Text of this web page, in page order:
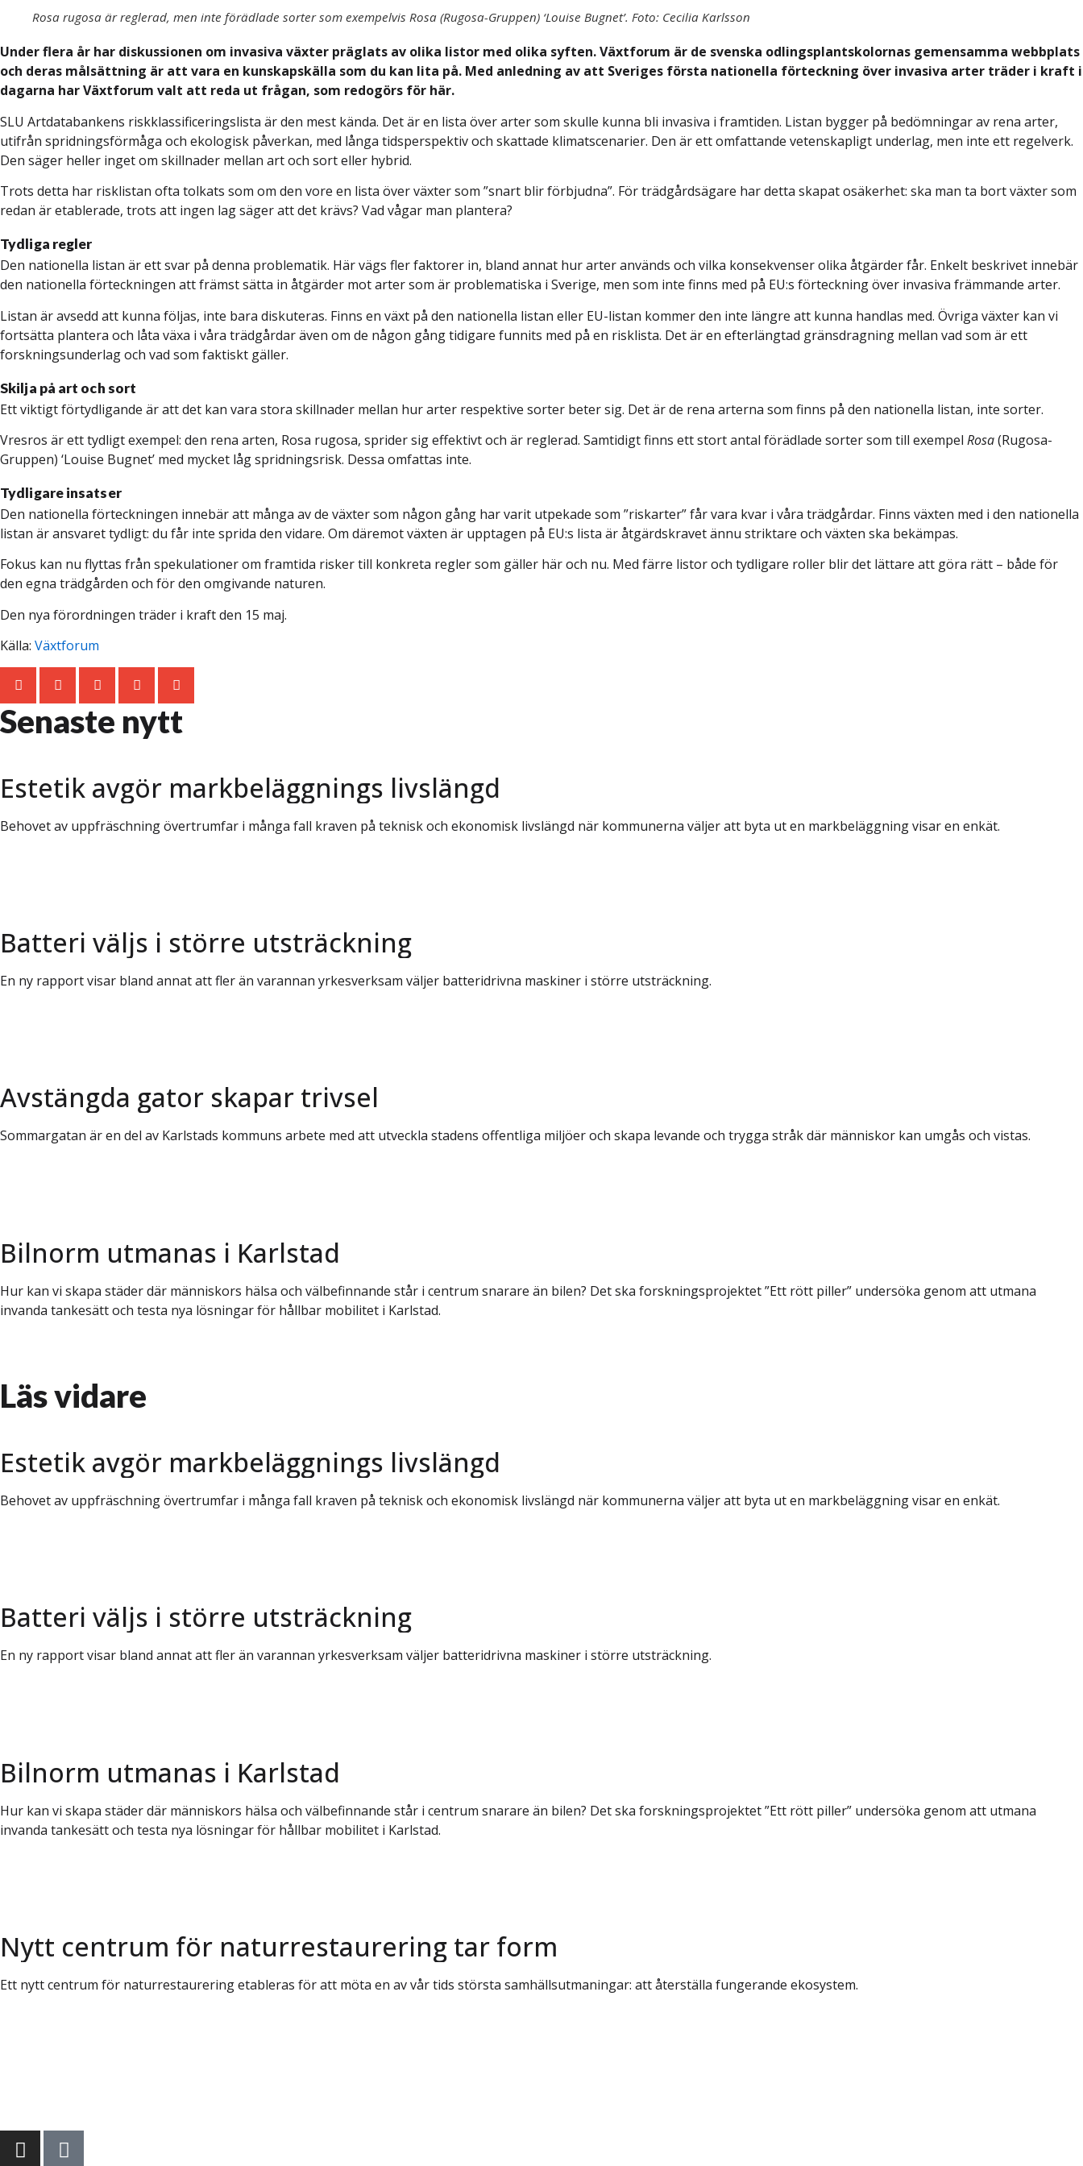
Rosa rugosa är reglerad, men inte förädlade sorter som exempelvis Rosa (Rugosa-Gruppen) ‘Louise Bugnet’. Foto: Cecilia Karlsson
Under flera år har diskussionen om invasiva växter präglats av olika listor med olika syften. Växtforum är de svenska odlingsplantskolornas gemensamma webbplats
och deras målsättning är att vara en kunskapskälla som du kan lita på. Med anledning av att Sveriges första nationella förteckning över invasiva arter träder i kraft i
dagarna har Växtforum valt att reda ut frågan, som redogörs för här.
SLU Artdatabankens riskklassificeringslista är den mest kända. Det är en lista över arter som skulle kunna bli invasiva i framtiden. Listan bygger på bedömningar av rena arter,
utifrån spridningsförmåga och ekologisk påverkan, med långa tidsperspektiv och skattade klimatscenarier. Den är ett omfattande vetenskapligt underlag, men inte ett regelverk.
Den säger heller inget om skillnader mellan art och sort eller hybrid.
Trots detta har risklistan ofta tolkats som om den vore en lista över växter som ”snart blir förbjudna”. För trädgårdsägare har detta skapat osäkerhet: ska man ta bort växter som
redan är etablerade, trots att ingen lag säger att det krävs? Vad vågar man plantera?
Tydliga regler
Den nationella listan är ett svar på denna problematik. Här vägs fler faktorer in, bland annat hur arter används och vilka konsekvenser olika åtgärder får. Enkelt beskrivet innebär
den nationella förteckningen att främst sätta in åtgärder mot arter som är problematiska i Sverige, men som inte finns med på EU:s förteckning över invasiva främmande arter.
Listan är avsedd att kunna följas, inte bara diskuteras. Finns en växt på den nationella listan eller EU-listan kommer den inte längre att kunna handlas med. Övriga växter kan vi
fortsätta plantera och låta växa i våra trädgårdar även om de någon gång tidigare funnits med på en risklista. Det är en efterlängtad gränsdragning mellan vad som är ett
forskningsunderlag och vad som faktiskt gäller.
Skilja på art och sort
Ett viktigt förtydligande är att det kan vara stora skillnader mellan hur arter respektive sorter beter sig. Det är de rena arterna som finns på den nationella listan, inte sorter.
Vresros är ett tydligt exempel: den rena arten, Rosa rugosa, sprider sig effektivt och är reglerad. Samtidigt finns ett stort antal förädlade sorter som till exempel Rosa(Rugosa-
Gruppen) ‘Louise Bugnet’ med mycket låg spridningsrisk. Dessa omfattas inte.
Tydligare insatser
Den nationella förteckningen innebär att många av de växter som någon gång har varit utpekade som ”riskarter” får vara kvar i våra trädgårdar. Finns växten med i den nationella
listan är ansvaret tydligt: du får inte sprida den vidare. Om däremot växten är upptagen på EU:s lista är åtgärdskravet ännu striktare och växten ska bekämpas.
Fokus kan nu flyttas från spekulationer om framtida risker till konkreta regler som gäller här och nu. Med färre listor och tydligare roller blir det lättare att göra rätt – både för
den egna trädgården och för den omgivande naturen.
Den nya förordningen träder i kraft den 15 maj.
Källa: Växtforum
Senaste nytt
Estetik avgör markbeläggnings livslängd
Behovet av uppfräschning övertrumfar i många fall kraven på teknisk och ekonomisk livslängd när kommunerna väljer att byta ut en markbeläggning visar en enkät.
Batteri väljs i större utsträckning
En ny rapport visar bland annat att fler än varannan yrkesverksam väljer batteridrivna maskiner i större utsträckning.
Avstängda gator skapar trivsel
Sommargatan är en del av Karlstads kommuns arbete med att utveckla stadens offentliga miljöer och skapa levande och trygga stråk där människor kan umgås och vistas.
Bilnorm utmanas i Karlstad
Hur kan vi skapa städer där människors hälsa och välbefinnande står i centrum snarare än bilen? Det ska forskningsprojektet ”Ett rött piller” undersöka genom att utmana
invanda tankesätt och testa nya lösningar för hållbar mobilitet i Karlstad.
Läs vidare
Estetik avgör markbeläggnings livslängd
Behovet av uppfräschning övertrumfar i många fall kraven på teknisk och ekonomisk livslängd när kommunerna väljer att byta ut en markbeläggning visar en enkät.
Batteri väljs i större utsträckning
En ny rapport visar bland annat att fler än varannan yrkesverksam väljer batteridrivna maskiner i större utsträckning.
Bilnorm utmanas i Karlstad
Hur kan vi skapa städer där människors hälsa och välbefinnande står i centrum snarare än bilen? Det ska forskningsprojektet ”Ett rött piller” undersöka genom att utmana
invanda tankesätt och testa nya lösningar för hållbar mobilitet i Karlstad.
Nytt centrum för naturrestaurering tar form
Ett nytt centrum för naturrestaurering etableras för att möta en av vår tids största samhällsutmaningar: att återställa fungerande ekosystem.